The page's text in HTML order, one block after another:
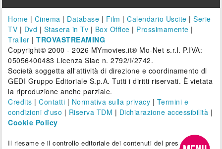
Home | Cinema | Database | Film |Calendario Uscite |Serie
TV | Dvd | Stasera in Tv | Box Office | Prossimamente |
Trailer |TROVASTREAMING
Copyright© 2000 - 2026 MYmovies.it® Mo-Net s.r.l. P.IVA:
05056400483 Licenza Siae n. 2792/I/2742.
Società soggetta all'attività di direzione e coordinamento di
GEDI Gruppo Editoriale S.p.A. Tutti i diritti riservati. È vietata
la riproduzione anche parziale.
Credits |Contatti | Normativa sulla privacy | Termini e
condizioni d'uso | Riserva TDM | Dichiarazione accessibilità |
Cookie Policy
Il riesame e il controllo editoriale dei contenuti del presente sito